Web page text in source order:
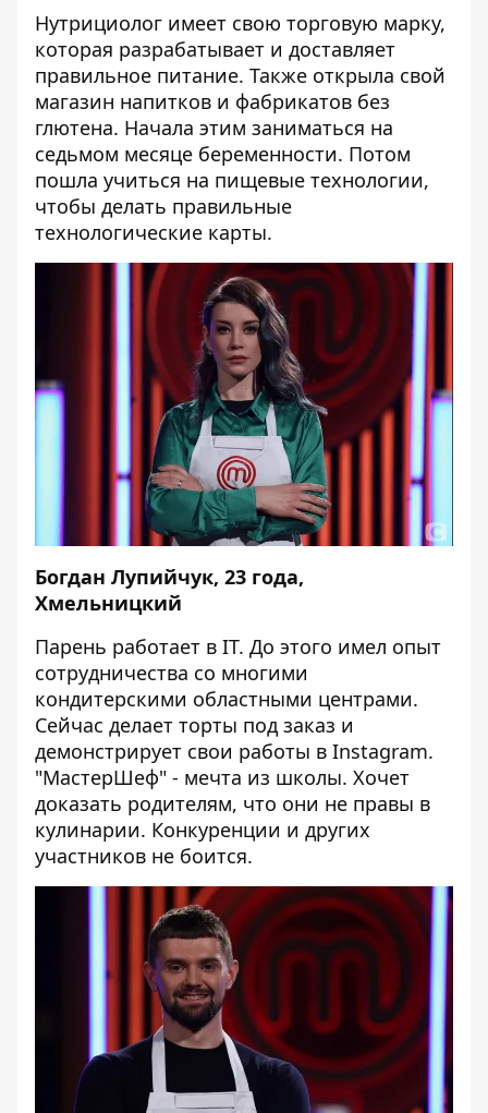
Нутрициолог имеет свою торговую марку,
которая разрабатывает и доставляет
правильное питание. Также открыла свой
магазин напитков и фабрикатов без
глютена. Начала этим заниматься на
седьмом месяце беременности. Потом
пошла учиться на пищевые технологии,
чтобы делать правильные
технологические карты.
Богдан Лупийчук, 23 года,
Хмельницкий
Парень работает в IT. До этого имел опыт
сотрудничества со многими
кондитерскими областными центрами.
Сейчас делает торты под заказ и
демонстрирует свои работы в Instagram.
"МастерШеф" - мечта из школы. Хочет
доказать родителям, что они не правы в
кулинарии. Конкуренции и других
участников не боится.